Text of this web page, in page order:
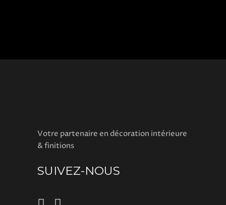
Votre partenaire en décoration intérieure
& finitions
SUIVEZ-NOUS